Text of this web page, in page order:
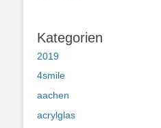
Kategorien
2019
4smile
aachen
acrylglas